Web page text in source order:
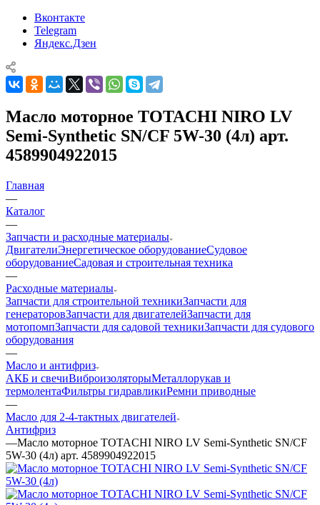
Вконтакте
Telegram
Яндекс.Дзен
Масло моторное TOTACHI NIRO LV
Semi-Synthetic SN/CF 5W-30 (4л) арт.
4589904922015
Главная
—
Каталог
—
Запчасти и расходные материалы
ДвигателиЭнергетическое оборудованиеСудовое
оборудованиеСадовая и строительная техника
—
Расходные материалы
Запчасти для строительной техникиЗапчасти для
генераторовЗапчасти для двигателейЗапчасти для
мотопомпЗапчасти для садовой техникиЗапчасти для судового
оборудования
—
Масло и антифриз
АКБ и свечиВиброизоляторыМеталлорукав и
термолентаФильтры гидравликиРемни приводные
—
Масло для 2-4-тактных двигателей
Антифриз
—Масло моторное TOTACHI NIRO LV Semi-Synthetic SN/CF
5W-30 (4л) арт. 4589904922015